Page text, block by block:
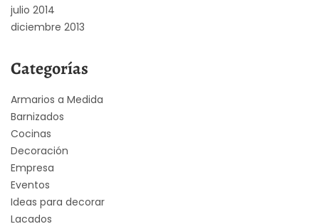
julio 2014
diciembre 2013
Categorías
Armarios a Medida
Barnizados
Cocinas
Decoración
Empresa
Eventos
Ideas para decorar
Lacados